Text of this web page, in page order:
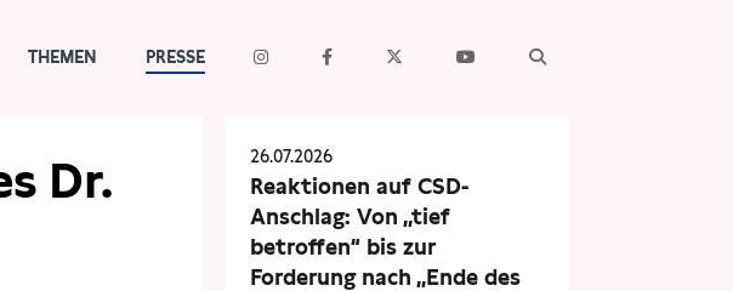
THEMEN PRESSE
Dr.
26.07.2026
Reaktionen auf CSD-
Anschlag: Von „tief
betroffen“ bis zur
Forderung nach „Ende des